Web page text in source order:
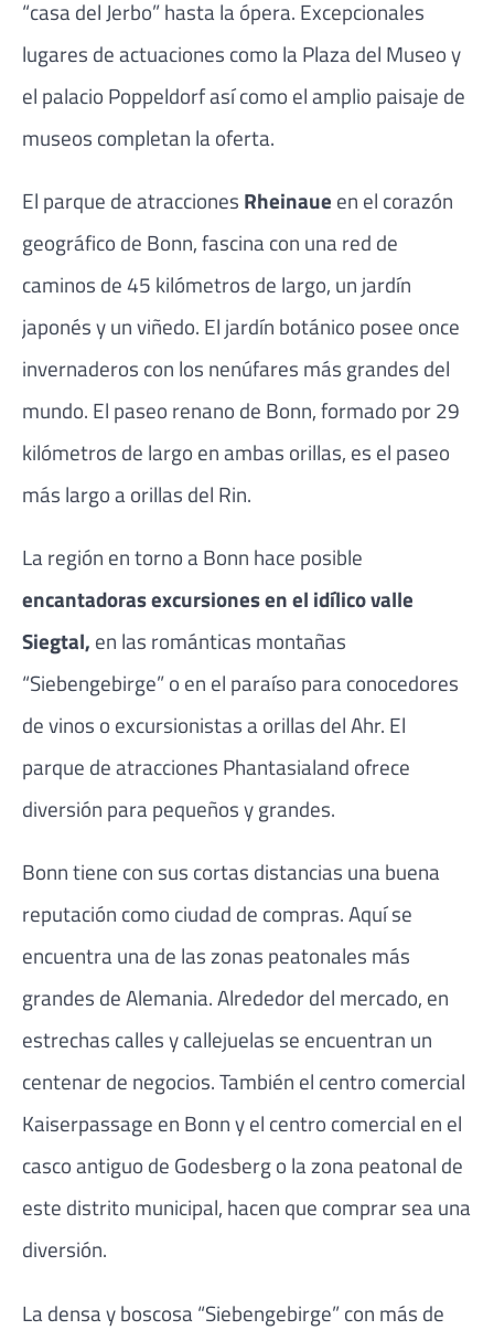
“casa del Jerbo” hasta la ópera. Excepcionales
lugares de actuaciones como la Plaza del Museo y
el palacio Poppeldorf así como el amplio paisaje de
museos completan la oferta.
El parque de atracciones Rheinaue en el corazón
geográfico de Bonn, fascina con una red de
caminos de 45 kilómetros de largo, un jardín
japonés y un viñedo. El jardín botánico posee once
invernaderos con los nenúfares más grandes del
mundo. El paseo renano de Bonn, formado por 29
kilómetros de largo en ambas orillas, es el paseo
más largo a orillas del Rin.
La región en torno a Bonn hace posible
encantadoras excursiones en el idílico valle
Siegtal, en las románticas montañas
“Siebengebirge” o en el paraíso para conocedores
de vinos o excursionistas a orillas del Ahr. El
parque de atracciones Phantasialand ofrece
diversión para pequeños y grandes.
Bonn tiene con sus cortas distancias una buena
reputación como ciudad de compras. Aquí se
encuentra una de las zonas peatonales más
grandes de Alemania. Alrededor del mercado, en
estrechas calles y callejuelas se encuentran un
centenar de negocios. También el centro comercial
Kaiserpassage en Bonn y el centro comercial en el
casco antiguo de Godesberg o la zona peatonal de
este distrito municipal, hacen que comprar sea una
diversión.
La densa y boscosa “Siebengebirge” con más de